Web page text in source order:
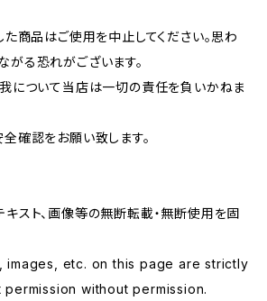
た商品はご使用を中止してください。思わ
る恐れがございます。
我について当店は一切の責任を負いかねま
確認をお願い致します。
スト、画像等の無断転載・無断使用を固
images, etc. on this page are strictly
without permission.